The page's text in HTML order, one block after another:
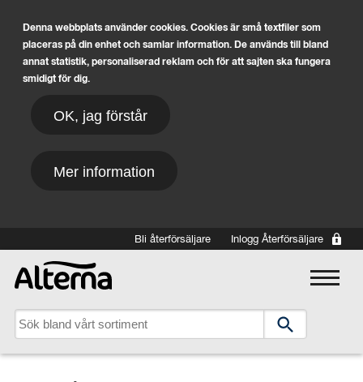
Denna webbplats använder cookies. Cookies är små textfiler som
placeras på din enhet och samlar information. De används till bland
annat statistik, personaliserad reklam och för att sajten ska fungera
smidigt för dig.
OK, jag förstår
Mer information
Hoppa till huvudinnehållBli återförsäljare Inlogg Återförsäljare
Main navigation